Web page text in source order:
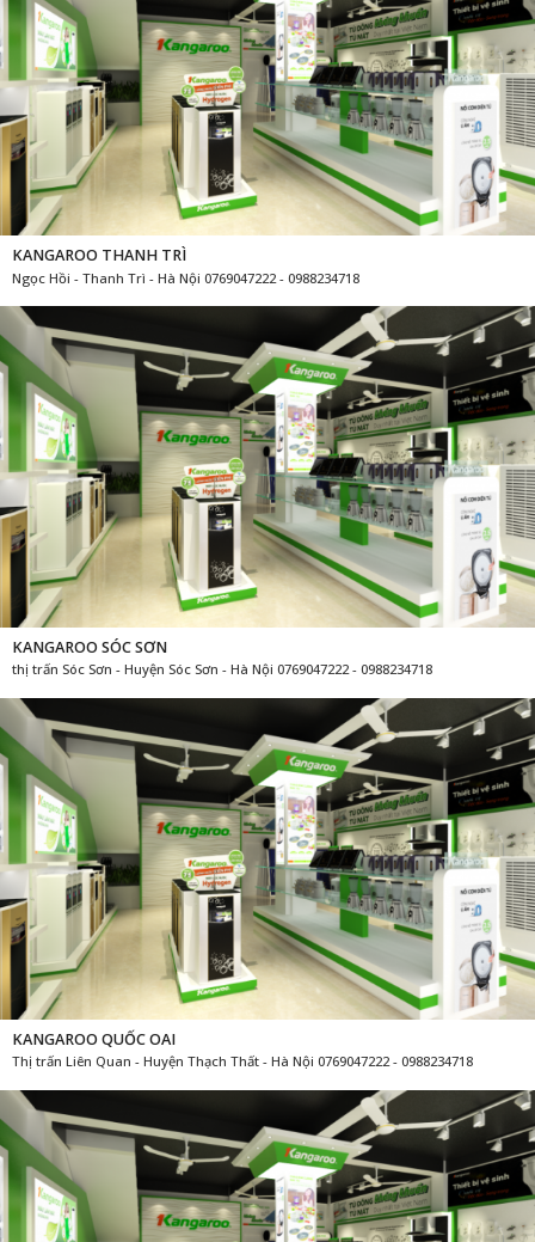
KANGAROO THANH TRÌ
Ngọc Hồi - Thanh Trì - Hà Nội 0769047222 - 0988234718
KANGAROO SÓC SƠN
thị trấn Sóc Sơn - Huyện Sóc Sơn - Hà Nội 0769047222 - 0988234718
KANGAROO QUỐC OAI
Thị trấn Liên Quan - Huyện Thạch Thất - Hà Nội 0769047222 - 0988234718